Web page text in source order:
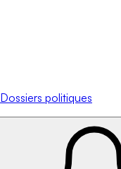
Dossiers politiques